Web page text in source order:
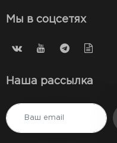
Мы в соцсетях
Наша рассылка